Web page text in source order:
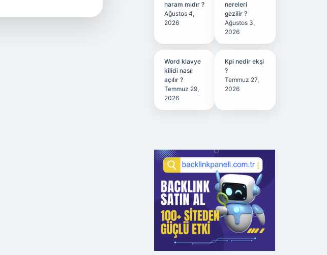
haram mıdır ?
Ağustos 4,
2026
nereleri
gezilir ?
Ağustos 3,
2026
Word klavye
kilidi nasıl
açılır ?
Temmuz 29,
2026
Kpi nedir ekşi
?
Temmuz 27,
2026